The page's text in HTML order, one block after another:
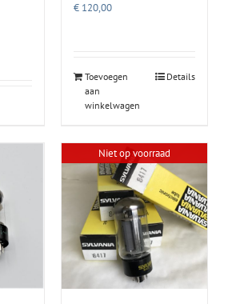
€ 120,00
Toevoegen
aan
winkelwagen
Details
Niet op voorraad